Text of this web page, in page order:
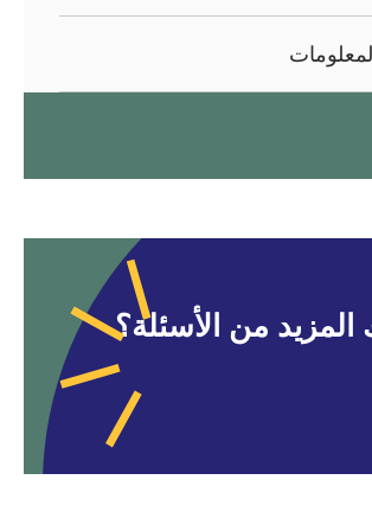
من الأسئلة؟